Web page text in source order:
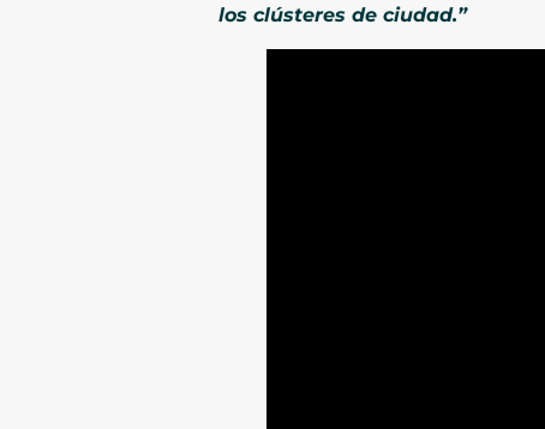
los clústeres de ciudad.”